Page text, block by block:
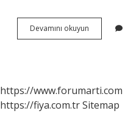
Devamını okuyun
Grubu
https://www.forumarti.com
https://fiya.com.trSitemap